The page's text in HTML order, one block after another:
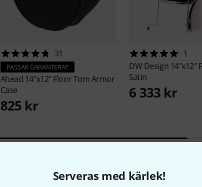
Serveras med kärlek!
31
PASSAR GARANTERAT
Ahead 14"x12" Floor Tom Armor
Case
825 kr
1
DWDesign 14"x12"
Satin
6 333 kr